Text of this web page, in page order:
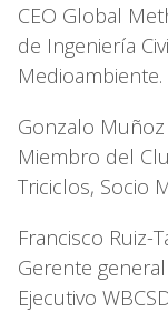
CEO Global
de Ingeniería
Medioambiente.
Gonzalo Muñoz
Miembro del
Triciclos, Socio
Francisco Ruiz-
Gerente
Ejecutivo